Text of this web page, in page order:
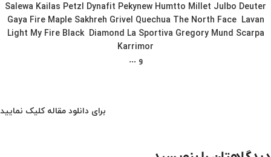
Salewa Kailas Petzl Dynafit Pekynew Humtto Millet Julbo Deuter
Gaya Fire Maple Sakhreh Grivel Quechua The North Face Lavan
Light My Fire Black Diamond La Sportiva Gregory Mund Scarpa
Karrimor
و …
برای دانلود مقاله کلیک نمایید